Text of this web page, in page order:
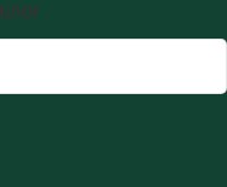
БЛОГ